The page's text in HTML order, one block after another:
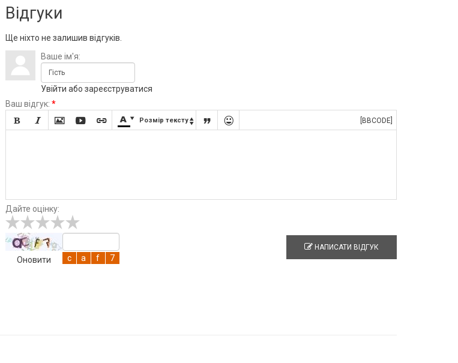
Відгуки
Ще ніхто не залишив відгуків.
Ваше ім'я:
Увійти або зареєструватися
Ваш відгук: *
       Розмір тексту   [BBCODE]
Дайте оцінку:
Оновити
НАПИСАТИ ВІДГУК